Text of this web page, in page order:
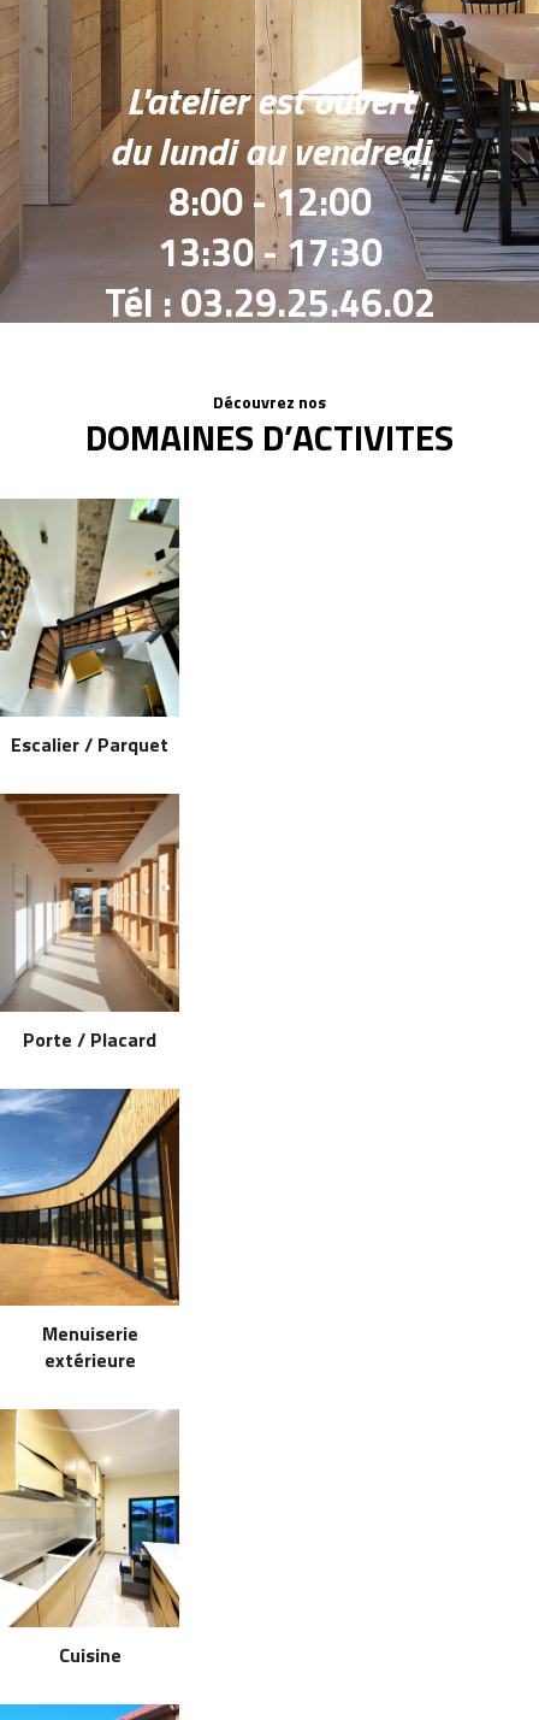
L'atelier est ouvert
du lundi au vendredi
8:00 - 12:00
13:30 - 17:30
Tél : 03.29.25.46.02
Découvrez nos
DOMAINES D’ACTIVITES
Escalier / Parquet
Porte / Placard
Menuiserie
extérieure
Cuisine